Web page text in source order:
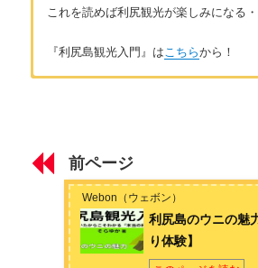
これを読めば利尻観光が楽しみになる
『利尻島観光入門』はこちらから！
第1章 利尻島観光の基本
利尻島観光の基本情報
第2章 利尻島のウニの魅力
を残す文章作りを目指しています。学びが
ンルの記事作成が可能。夫の転勤により
の浮島とよばれる自然の美しさと、島の
利尻島のとりこに。元住民の視点で、島
をたっぷりとお届けします。お問い合わせ
前ページ
Webon（ウェボン）
利尻島のウニの
り体験】